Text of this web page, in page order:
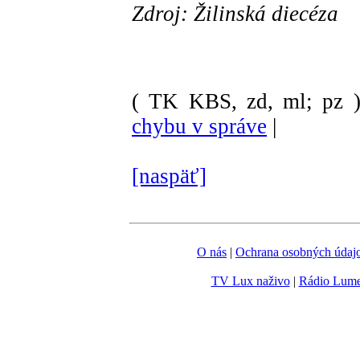
Zdroj: Žilinská diecéza
( TK KBS, zd, ml; pz )
chybu v správe |
[naspäť]
O nás | Ochrana osobných
TV Lux naživo| Rádio